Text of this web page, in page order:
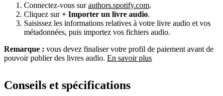
Connectez-vous surauthors.spotify.com.
Cliquez sur+ Importer un livre audio.
Saisissez les informations relatives à votre livre audio et vos
métadonnées, puis importez vos fichiers audio.
Remarque : vous devez finaliser votre profil de paiement avant de
pouvoir publier des livres audio. En savoir plus
Conseils et spécifications